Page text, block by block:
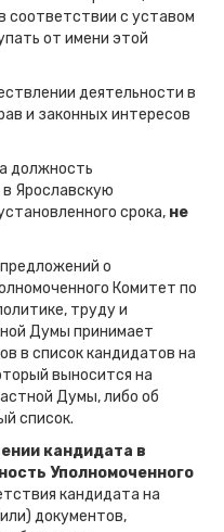
соответствии с уставом
от имени этой
деятельности в
и законных интересов
должность
Ярославскую
срока, не
о
Комитет по
труду и
Думы принимает
в список кандидатов на
выносится на
Думы, либо об
список.
кандидата в
Уполномоченного
кандидата на
документов,